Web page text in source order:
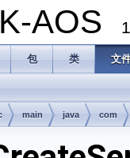
AOS
包 类 文
main java com